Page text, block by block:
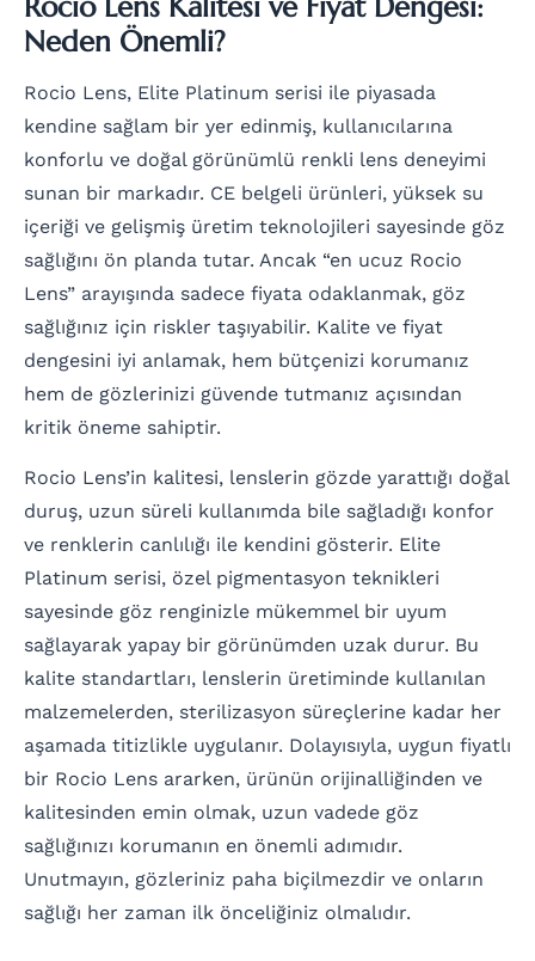
Rocio Lens Kalitesi ve Fiyat Dengesi:
Neden Önemli?
Rocio Lens, Elite Platinum serisi ile piyasada
kendine sağlam bir yer edinmiş, kullanıcılarına
konforlu ve doğal görünümlü renkli lens deneyimi
sunan bir markadır. CE belgeli ürünleri, yüksek su
içeriği ve gelişmiş üretim teknolojileri sayesinde göz
sağlığını ön planda tutar. Ancak “en ucuz Rocio
Lens” arayışında sadece fiyata odaklanmak, göz
sağlığınız için riskler taşıyabilir. Kalite ve fiyat
dengesini iyi anlamak, hem bütçenizi korumanız
hem de gözlerinizi güvende tutmanız açısından
kritik öneme sahiptir.
Rocio Lens’in kalitesi, lenslerin gözde yarattığı doğal
duruş, uzun süreli kullanımda bile sağladığı konfor
ve renklerin canlılığı ile kendini gösterir. Elite
Platinum serisi, özel pigmentasyon teknikleri
sayesinde göz renginizle mükemmel bir uyum
sağlayarak yapay bir görünümden uzak durur. Bu
kalite standartları, lenslerin üretiminde kullanılan
malzemelerden, sterilizasyon süreçlerine kadar her
aşamada titizlikle uygulanır. Dolayısıyla, uygun fiyatlı
bir Rocio Lens ararken, ürünün orijinalliğinden ve
kalitesinden emin olmak, uzun vadede göz
sağlığınızı korumanın en önemli adımıdır.
Unutmayın, gözleriniz paha biçilmezdir ve onların
sağlığı her zaman ilk önceliğiniz olmalıdır.